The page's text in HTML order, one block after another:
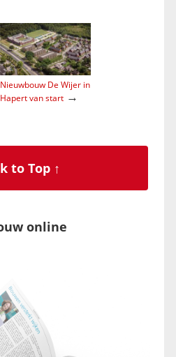
Nieuwbouw De Wijer in
Hapert van start→
to Top ↑
online